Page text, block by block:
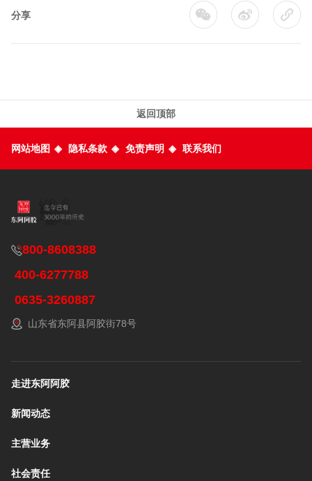
分享
返回顶部
网站地图 ◈ 隐私条款 ◈ 免责声明 ◈ 联系我们
800-8608388
400-6277788
0635-3260887
山东省东阿县阿胶街78号
走进东阿阿胶
新闻动态
主营业务
社会责任